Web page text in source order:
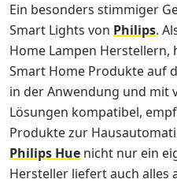
Ein besonders stimmiger
Smart Lights von Philips.
Home Lampen Herstellern,
Smart Home Produkte auf
in der Anwendung und mit
Lösungen kompatibel,
Produkte zur
Philips Hue nicht nur ein
Hersteller liefert auch alles